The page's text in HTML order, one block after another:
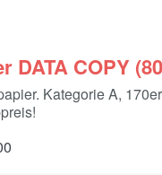
DATA COPY
Kategorie A,